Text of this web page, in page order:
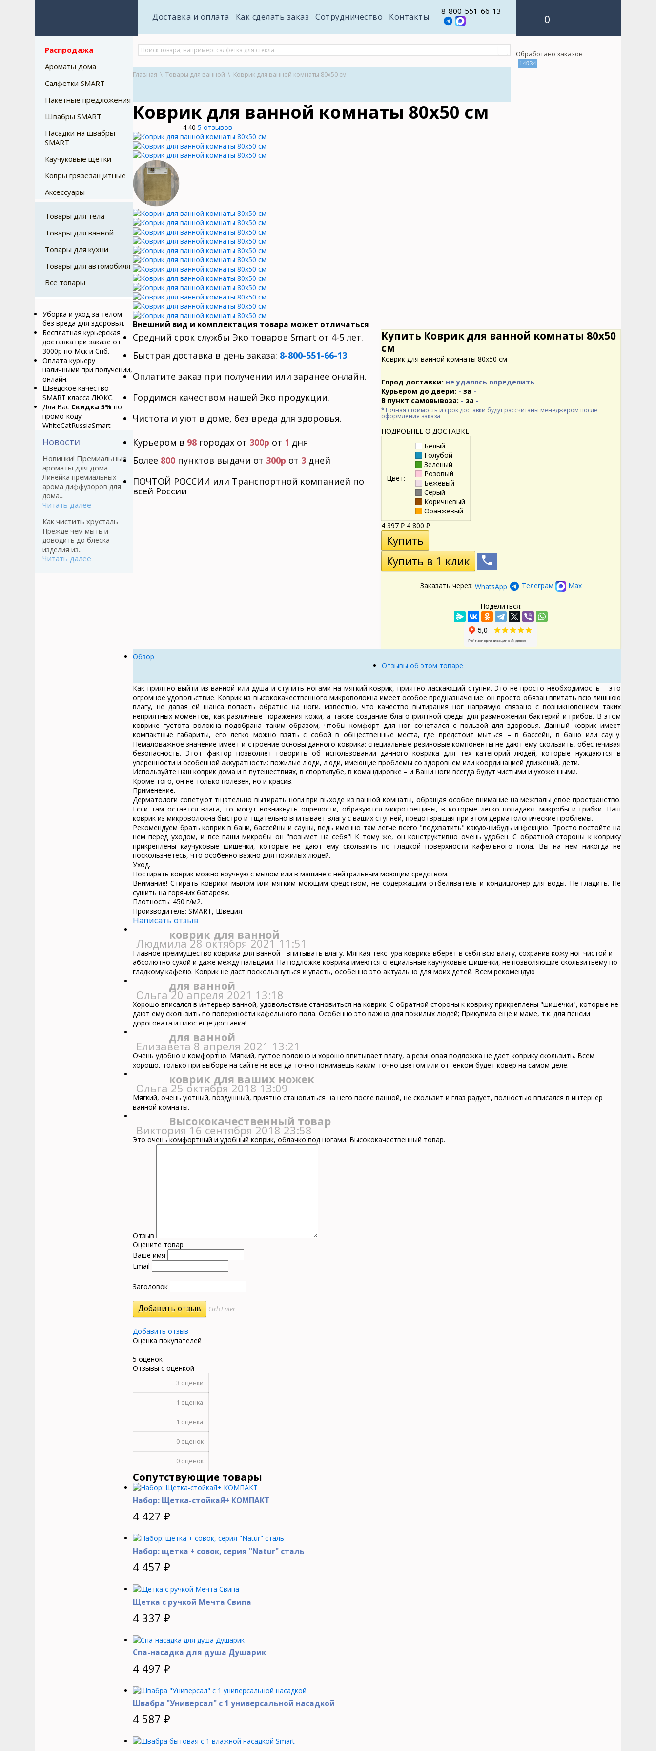
Доставка и оплата Как сделать заказ Сотрудничество Контакты
8-800-551-66-13
0
Распродажа
Ароматы дома
Салфетки SMART
Пакетные предложения
Швабры SMART
Насадки на швабры
SMART
Каучуковые щетки
Ковры грязезащитные
Аксессуары
Товары для тела
Товары для ванной
Товары для кухни
Товары для автомобиля
Все товары
Уборка и уход за телом
без вреда для здоровья.
Бесплатная курьерская
доставка при заказе от
3000р по Мск и Спб.
Оплата курьеру
наличными при получении,
онлайн.
Шведское качество
SMART класса ЛЮКС.
Для Вас Cкидка 5% по
промо-коду:
WhiteCatRussiaSmart
Новости
Новинки! Премиальные
ароматы для дома
Линейка премиальных
арома диффузоров для
дома...
Читать далее
Как чистить хрусталь
Прежде чем мыть и
доводить до блеска
изделия из...
Читать далее
Обработано заказов
14934
Главная \ Товары для ванной \ Коврик для ванной комнаты 80х50 см
Коврик для ванной комнаты 80х50 см
4.40 5 отзывов
Внешний вид и комплектация товара может отличаться
Купить Коврик для ванной комнаты 80х50
см
Коврик для ванной комнаты 80х50 см
Город доставки: не удалось определить
Курьером до двери: - за -
В пункт самовывоза: - за -
*Точная стоимость и срок доставки будут рассчитаны менеджером после
оформления заказа
ПОДРОБНЕЕ О ДОСТАВКЕ
Цвет:
Белый
Голубой
Зеленый
Розовый
Бежевый
Серый
Коричневый
Оранжевый
4 397 ₽ 4 800 ₽
Заказать через: WhatsApp Телеграм Max
Поделиться:
Средний срок службы Эко товаров Smart от 4-5 лет.
Быстрая доставка в день заказа: 8-800-551-66-13
Оплатите заказ при получении или заранее онлайн.
Гордимся качеством нашей Эко продукции.
Чистота и уют в доме, без вреда для здоровья.
Курьером в 98 городах от 300р от 1 дня
Более 800 пунктов выдачи от 300р от 3 дней
ПОЧТОЙ РОССИИ или Транспортной компанией по
всей России
Обзор
Отзывы об этом товаре
Как приятно выйти из ванной или душа и ступить ногами на мягкий коврик, приятно ласкающий ступни. Это не просто необходимость – это
огромное удовольствие. Коврик из высококачественного микроволокна имеет особое предназначение: он просто обязан впитать всю лишнюю
влагу, не давая ей шанса попасть обратно на ноги. Известно, что качество вытирания ног напрямую связано с возникновением таких
неприятных моментов, как различные поражения кожи, а также создание благоприятной среды для размножения бактерий и грибов. В этом
коврике густота волокна подобрана таким образом, чтобы комфорт для ног сочетался с пользой для здоровья. Данный коврик имеет
компактные габариты, его легко можно взять с собой в общественные места, где предстоит мыться – в бассейн, в баню или сауну.
Немаловажное значение имеет и строение основы данного коврика: специальные резиновые компоненты не дают ему скользить, обеспечивая
безопасность. Этот фактор позволяет говорить об использовании данного коврика для тех категорий людей, которые нуждаются в
уверенности и особенной аккуратности: пожилые люди, люди, имеющие проблемы со здоровьем или координацией движений, дети.
Используйте наш коврик дома и в путешествиях, в спортклубе, в командировке – и Ваши ноги всегда будут чистыми и ухоженными.
Кроме того, он не только полезен, но и красив.
Применение.
Дерматологи советуют тщательно вытирать ноги при выходе из ванной комнаты, обращая особое внимание на межпальцевое пространство.
Если там остается влага, то могут возникнуть опрелости, образуются микротрещины, в которые легко попадают микробы и грибки. Наш
коврик из микроволокна быстро и тщательно впитывает влагу с ваших ступней, предотвращая при этом дерматологические проблемы.
Рекомендуем брать коврик в бани, бассейны и сауны, ведь именно там легче всего "подхватить" какую-нибудь инфекцию. Просто постойте на
нем перед уходом, и все ваши микробы он "возьмет на себя"! К тому же, он конструктивно очень удобен. С обратной стороны к коврику
прикреплены каучуковые шишечки, которые не дают ему скользить по гладкой поверхности кафельного пола. Вы на нем никогда не
поскользнетесь, что особенно важно для пожилых людей.
Уход.
Постирать коврик можно вручную с мылом или в машине с нейтральным моющим средством.
Внимание! Стирать коврики мылом или мягким моющим средством, не содержащим отбеливатель и кондиционер для воды. Не гладить. Не
сушить на горячих батареях.
Плотность: 450 г/м2.
Производитель: SMART, Швеция.
Написать отзыв
коврик для ванной
Людмила 28 октября 2021 11:51
Главное преимущество коврика для ванной - впитывать влагу. Мягкая текстура коврика вберет в себя всю влагу, сохранив кожу ног чистой и
абсолютно сухой и даже между пальцами. На подложке коврика имеются специальные каучуковые шишечки, не позволяющие скользитьему по
гладкому кафелю. Коврик не даст поскользнуться и упасть, особенно это актуально для моих детей. Всем рекомендую
для ванной
Ольга 20 апреля 2021 13:18
Хорошо вписался в интерьер ванной, удовольствие становиться на коврик. С обратной стороны к коврику прикреплены "шишечки", которые не
дают ему скользить по поверхности кафельного пола. Особенно это важно для пожилых людей; Прикупила еще и маме, т.к. для пенсии
дороговата и плюс еще доставка!
для ванной
Елизавета 8 апреля 2021 13:21
Очень удобно и комфортно. Мягкий, густое волокно и хорошо впитывает влагу, а резиновая подложка не дает коврику скользить. Всем
хорошо, только при выборе на сайте не всегда точно понимаешь каким точно цветом или оттенком будет ковер на самом деле.
коврик для ваших ножек
Ольга 25 октября 2018 13:09
Мягкий, очень уютный, воздушный, приятно становиться на него после ванной, не скользит и глаз радует, полностью вписался в интерьер
ванной комнаты.
Высококачественный товар
Виктория 16 сентября 2018 23:58
Это очень комфортный и удобный коврик, облачко под ногами. Высококачественный товар.
Отзыв
Оцените товар
Ваше имя
Email
Заголовок
Ctrl+Enter
Добавить отзыв
Оценка покупателей
5 оценок
Отзывы с оценкой
3 оценки
1 оценка
1 оценка
0 оценок
0 оценок
Сопутствующие товары
Набор: Щетка-стойкаЯ+ КОМПАКТ
4 427 ₽
Набор: щетка + совок, серия "Natur" сталь
4 457 ₽
Щетка с ручкой Мечта Свипа
4 337 ₽
Спа-насадка для душа Душарик
4 497 ₽
Швабра "Универсал" с 1 универсальной насадкой
4 587 ₽